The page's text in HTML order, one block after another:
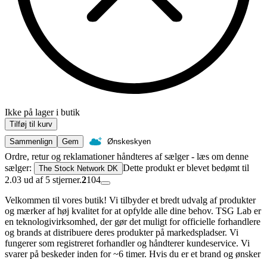
Ikke på lager i butik
Tilføj til kurv
Sammenlign
Gem Ønskeskyen
Ordre, retur og reklamationer håndteres af sælger - læs om denne
sælger:
The Stock Network DK Dette produkt er blevet bedømt til
2.03 ud af 5 stjerner.2104
Velkommen til vores butik! Vi tilbyder et bredt udvalg af produkter
og mærker af høj kvalitet for at opfylde alle dine behov. TSG Lab er
en teknologivirksomhed, der gør det muligt for officielle forhandlere
og brands at distribuere deres produkter på markedspladser. Vi
fungerer som registreret forhandler og håndterer kundeservice. Vi
svarer på beskeder inden for ~6 timer. Hvis du er et brand og ønsker